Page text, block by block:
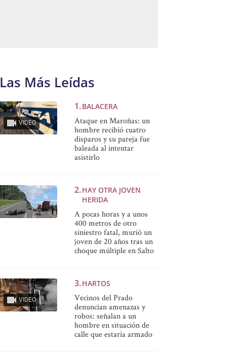
Las Más Leídas
VIDEO
BALACERA
Ataque en Maroñas: un
hombre recibió cuatro
disparos y su pareja fue
baleada al intentar
asistirlo
HAY OTRA JOVEN
HERIDA
A pocas horas y a unos
400 metros de otro
siniestro fatal, murió un
joven de 20 años tras un
choque múltiple en Salto
VIDEO
HARTOS
Vecinos del Prado
denuncian amenazas y
robos: señalan a un
hombre en situación de
calle que estaría armado